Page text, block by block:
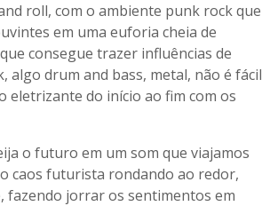
roll, com o ambiente punk rock que
em uma euforia cheia de
consegue trazer influências de
drum and bass, metal, não é fácil
eletrizante do início ao fim com os
o futuro em um som que viajamos
caos futurista rondando ao redor,
fazendo jorrar os sentimentos em